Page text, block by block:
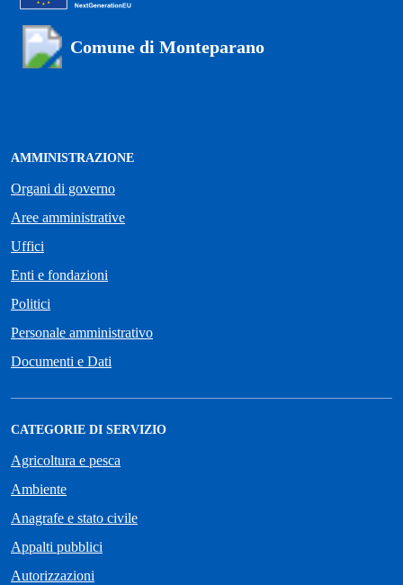
Comune di Monteparano
AMMINISTRAZIONE
Organi di governo
Aree amministrative
Uffici
Enti e fondazioni
Politici
Personale amministrativo
Documenti e Dati
CATEGORIE DI SERVIZIO
Agricoltura e pesca
Ambiente
Anagrafe e stato civile
Appalti pubblici
Autorizzazioni